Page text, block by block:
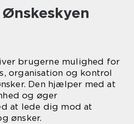
brugerne mulighed for
organisation og kontrol
Den hjælper med at
og øger
at lede dig mod at
ønsker.